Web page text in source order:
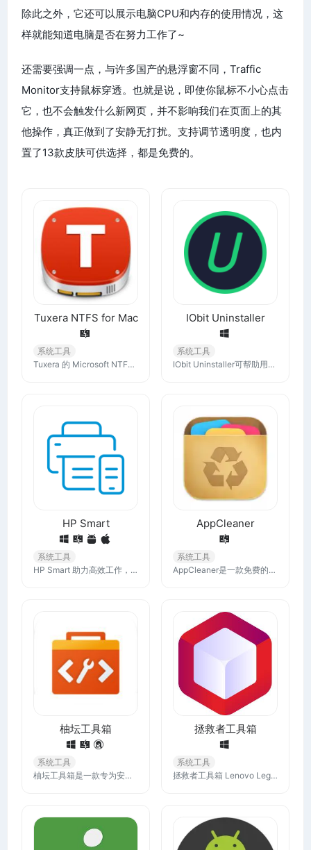
除此之外，它还可以展示电脑CPU和内存的使用情况，这
样就能知道电脑是否在努力工作了~
还需要强调一点，与许多国产的悬浮窗不同，Traffic
Monitor支持鼠标穿透。也就是说，即使你鼠标不小心点击
它，也不会触发什么新网页，并不影响我们在页面上的其
他操作，真正做到了安静无打扰。支持调节透明度，也内
置了13款皮肤可供选择，都是免费的。
Tuxera NTFS for Mac
系统工具
Tuxera 的 Microsoft NTFS for Mac 使您能够读取和写入存储设备，例如使用 NTFS 的 USB 记忆棒或外部硬盘，与其他替代品相比，具有坚如磐石的可靠性！
IObit Uninstaller
系统工具
IObit Uninstaller可帮助用户轻松、彻底地清理计算机，它提供了一键快速卸载功能，可以帮助用户轻松地卸载不需要的程序，同时清理注册表和系统文件中的残留数据，确保计算机运行效率和稳定性。
HP Smart
系统工具
HP Smart 助力高效工作，让一切井井有条，随时随地打印、扫描和分享到 HP 打印机。在所有设备上安装 HP Smart 应用程序，节省您的时间去做重要的事情。
AppCleaner
系统工具
AppCleaner是一款免费的Mac软件清理和卸载工具，体积小，使用方便，功能强大，可以快速卸载你不需要的应用和文件。
柚坛工具箱
系统工具
柚坛工具箱是一款专为安卓玩机发烧友设计的工具，它集合了多种刷机和手机管理所需的功能。如果你需要进行刷机或其他高级操作，柚坛工具箱会成为你的得力助手。
拯救者工具箱
系统工具
拯救者工具箱 Lenovo Legion Toolkit (LLT) 是为联想拯救者系列笔记本打造的轻量化工具箱，可实现原来联想软件如Lenovo Vantage、Legion Zone、联想电脑管家才可实现的功能。